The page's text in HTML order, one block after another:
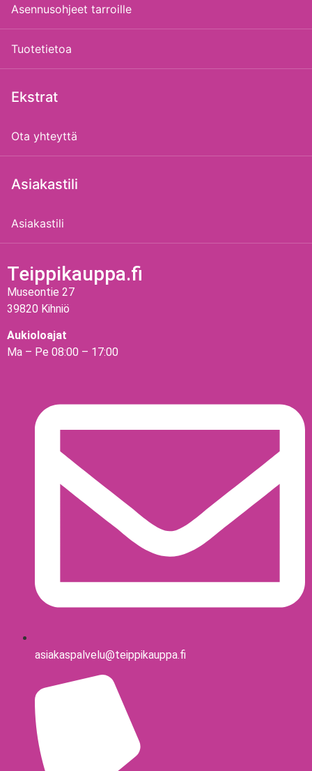
Asennusohjeet tarroille
Tuotetietoa
Ekstrat
Ota yhteyttä
Asiakastili
Asiakastili
Teippikauppa.fi
Museontie 27
39820 Kihniö
Aukioloajat
Ma – Pe 08:00 – 17:00
asiakaspalvelu@teippikauppa.fi